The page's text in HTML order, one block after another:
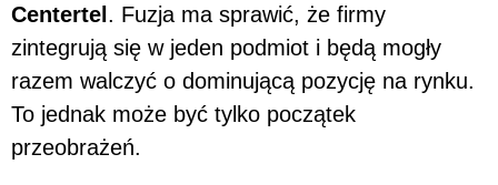
Centertel . Fuzja ma sprawić, że firmy
zintegrują się w jeden podmiot i będą mogły
razem walczyć o dominującą pozycję na rynku.
To jednak może być tylko początek
przeobrażeń.